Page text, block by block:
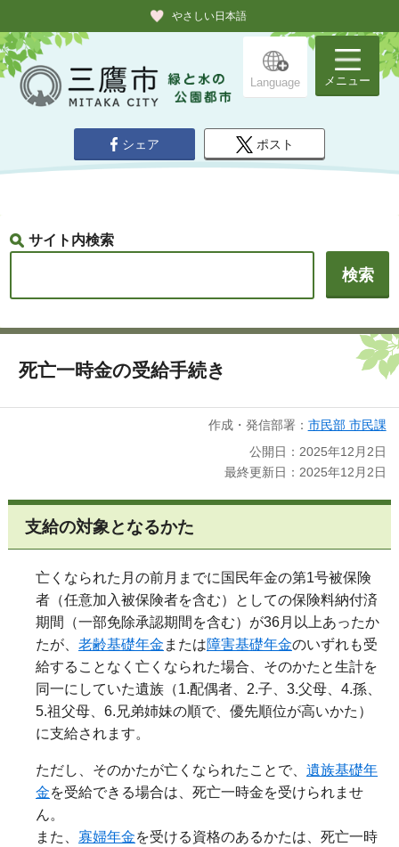
やさしい日本語
Language メニュー
シェア ポスト
サイト内検索
死亡一時金の受給手続き
作成・発信部署： 市民部 市民課
公開日：2025年12月2日
最終更新日：2025年12月2日
支給の対象となるかた
亡くなられた月の前月までに国民年金の第1号被保険
者（任意加入被保険者を含む）としての保険料納付済
期間（一部免除承認期間を含む）が36月以上あったか
たが、 老齢基礎年金 または障害基礎年金のいずれも受
給することなく亡くなられた場合、そのかたと生計を
同一にしていた遺族（1.配偶者、2.子、3.父母、4.孫、
5.祖父母、6.兄弟姉妹の順で、優先順位が高いかた）
に支給されます。
ただし、そのかたが亡くなられたことで、 遺族基礎年
金を受給できる場合は、死亡一時金を受けられませ
ん。
また、 寡婦年金を受ける資格のあるかたは、死亡一時